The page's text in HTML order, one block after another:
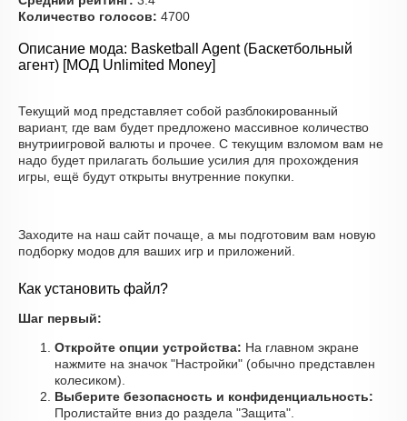
Количество голосов: 4700
Описание мода: Basketball Agent (Баскетбольный
агент) [МОД Unlimited Money]
Текущий мод представляет собой разблокированный
вариант, где вам будет предложено массивное количество
внутриигровой валюты и прочее. С текущим взломом вам не
надо будет прилагать большие усилия для прохождения
игры, ещё будут открыты внутренние покупки.
Заходите на наш сайт почаще, а мы подготовим вам новую
подборку модов для ваших игр и приложений.
Как установить файл?
Шаг первый:
Откройте опции устройства: На главном экране
нажмите на значок "Настройки" (обычно представлен
колесиком).
Выберите безопасность и конфиденциальность:
Пролистайте вниз до раздела "Защита".